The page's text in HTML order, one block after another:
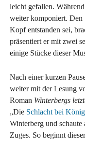
leicht gefallen.
weiter komponiert. Den
Kopf entstanden sei,
präsentiert er mit zwei
einige Stücke dieser
Nach einer kurzen
weiter mit der Lesung
Roman Winterbergs
„Die Schlacht bei
Winterberg und schaute
Zuges. So beginnt